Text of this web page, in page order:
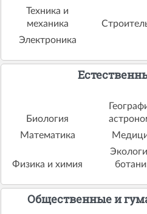
Техника и
механика
Электроника
Биология
Математика
Физика и химия
Общественные и